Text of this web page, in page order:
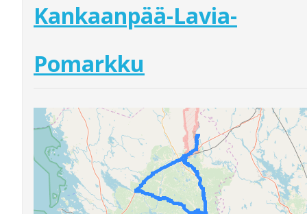
Kankaanpää-Lavia-
Pomarkku